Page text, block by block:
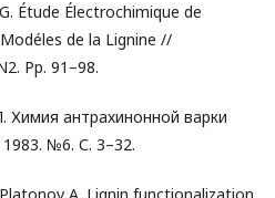
Étude Électrochimique de
de la Lignine //
Pp. 91–98.
антрахинонной варки
№6. С. 3–32.